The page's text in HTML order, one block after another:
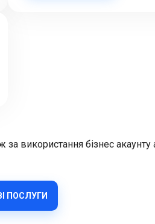
використання бізнес акаунту
ПОСЛУГИ